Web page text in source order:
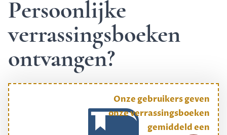
Persoonlijke
verrassingsboeken
ontvangen?
Onze gebruikers geven
onze verrassingsboeken
gemiddeld een